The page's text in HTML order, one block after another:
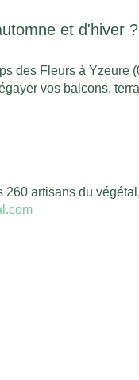
et d'hiver ?
des Fleurs à Yzeure
vos balcons,
artisans du